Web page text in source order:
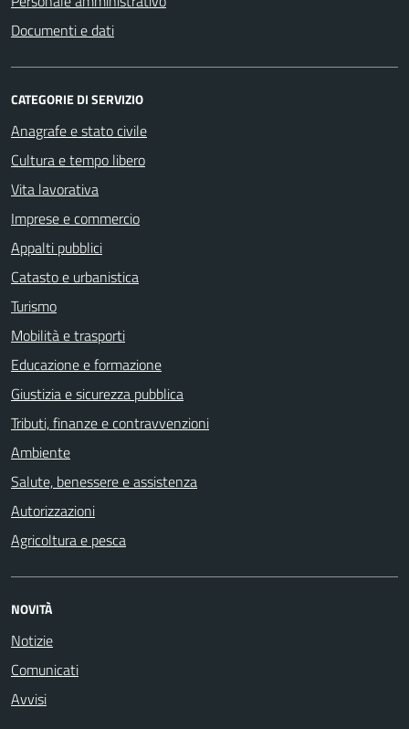
Documenti e dati
CATEGORIE DI SERVIZIO
Anagrafe e stato civile
Cultura e tempo libero
Vita lavorativa
Imprese e commercio
Appalti pubblici
Catasto e urbanistica
Turismo
Mobilità e trasporti
Educazione e formazione
Giustizia e sicurezza pubblica
Tributi, finanze e contravvenzioni
Ambiente
Salute, benessere e assistenza
Autorizzazioni
Agricoltura e pesca
NOVITÀ
Notizie
Comunicati
Avvisi